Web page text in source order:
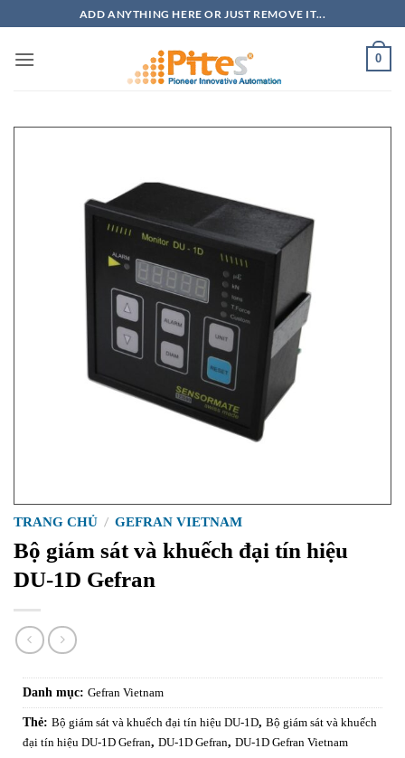
qua
nội
ADD ANYTHING HERE OR JUST REMOVE IT...
0
TRANG CHỦ / GEFRAN VIETNAM
Bộ giám sát và khuếch đại tín hiệu
DU-1D Gefran
Danh mục: Gefran Vietnam
Thẻ: Bộ giám sát và khuếch đại tín hiệu DU-1D, Bộ giám sát và khuếch
đại tín hiệu DU-1D Gefran, DU-1D Gefran, DU-1D Gefran Vietnam